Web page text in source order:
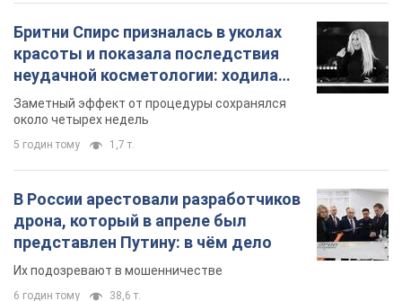
Бритни Спирс призналась в уколах
красоты и показала последствия
неудачной косметологии: ходила
так почти месяц
Заметный эффект от процедуры сохранялся
около четырех недель
5 годин тому 1,7 т.
В России арестовали разработчиков
дрона, который в апреле был
представлен Путину: в чём дело
Их подозревают в мошенничестве
6 годин тому 38,6 т.